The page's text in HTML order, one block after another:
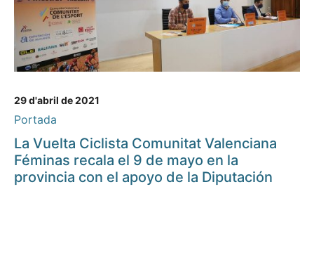
29 d'abril de 2021
Portada
La Vuelta Ciclista Comunitat Valenciana
Féminas recala el 9 de mayo en la
provincia con el apoyo de la Diputación